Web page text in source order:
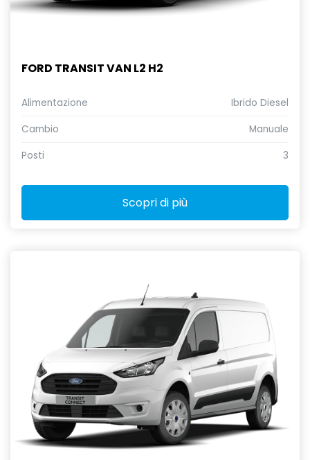
FORD TRANSIT VAN L2 H2
Alimentazione
Ibrido Diesel
Cambio
Manuale
Posti
3
Scopri di più